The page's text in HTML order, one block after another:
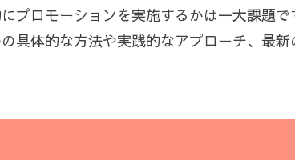
プロモーションを実施するかは一大課題で
具体的な方法や実践的なアプローチ、最